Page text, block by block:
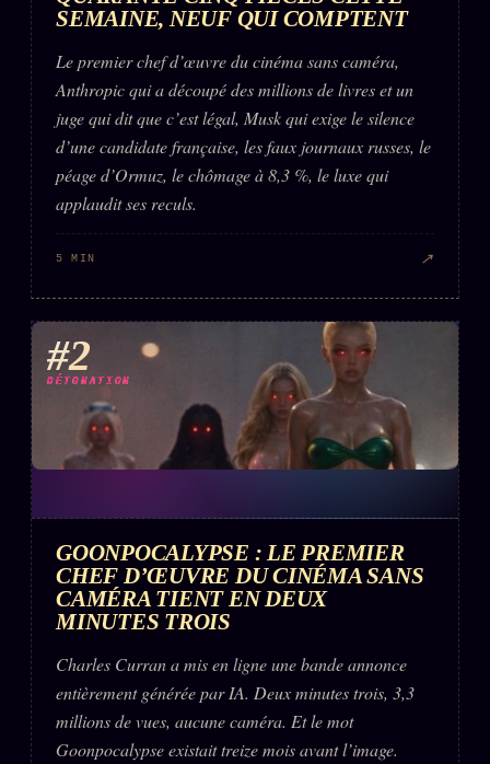
Charte éditoriale
Studios
Words RadioFM
PRATIQUE + LÉGAL
Récents
À la une
Recherche ⌕
Tous les tags
Soumettre un tip
Nous écrire
FAQ
Corrections · Erratum
Mentions légales
llms.txt
SEMAINE, NEUF QUI COMPTENT
Le premier chef d’œuvre du cinéma sans caméra,
Anthropic qui a découpé des millions de livres et un
juge qui dit que c’est légal, Musk qui exige le silence
d’une candidate française, les faux journaux russes, le
péage d’Ormuz, le chômage à 8,3 %, le luxe qui
applaudit ses reculs.
5 MIN ↗
#2
DÉTONATION
GOONPOCALYPSE : LE PREMIER
CHEF D’ŒUVRE DU CINÉMA SANS
CAMÉRA TIENT EN DEUX
MINUTES TROIS
Charles Curran a mis en ligne une bande annonce
entièrement générée par IA. Deux minutes trois, 3,3
millions de vues, aucune caméra. Et le mot
Goonpocalypse existait treize mois avant l’image.